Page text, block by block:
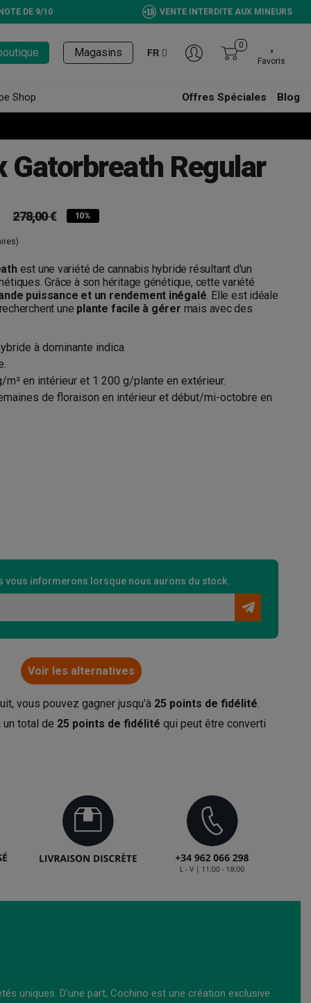
DE 9/10 VENTE INTERDITE AUX MINEURS
Magasins FR
0
Favoris
Shop Offres Spéciales Blog
Gatorbreath Regular
278,00 € 10%
est une variété de cannabis hybride résultant d'un
Grâce à son héritage génétique, cette variété
puissance et un rendement inégalé. Elle est idéale
une plante facile à gérer mais avec des
à dominante indica
en intérieur et 1 200 g/plante en extérieur.
de floraison en intérieur et début/mi-octobre en
vous informerons lorsque nous aurons du stock.
Voir les alternatives
vous pouvez gagner jusqu'à 25 points de fidélité.
un total de 25 points de fidélité qui peut être converti
uniques. D'une part, Cochino est une création exclusive